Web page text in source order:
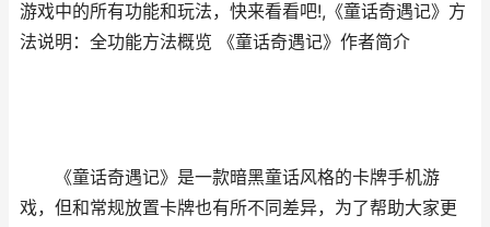
游戏中的所有功能和玩法，快来看看吧!,《童话奇遇记》方
法说明：全功能方法概览 《童话奇遇记》作者简介
《童话奇遇记》是一款暗黑童话风格的卡牌手机游
戏，但和常规放置卡牌也有所不同差异，为了帮助大家更